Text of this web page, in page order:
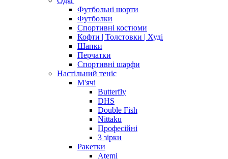
Футбольні шорти
Футболки
Спортивні костюми
Кофти | Толстовки | Худі
Шапки
Перчатки
Спортивні шарфи
Настільний теніс
М'ячі
Butterfly
DHS
Double Fish
Nittaku
Професійні
3 зірки
Ракетки
Atemi